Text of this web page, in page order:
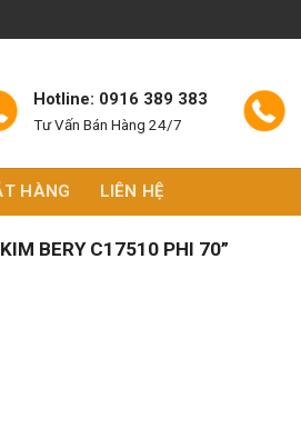
Hotline: 0916 389 383
Tư Vấn Bán Hàng 24/7
HÀNG LIÊN HỆ
BERY C17510 PHI 70”